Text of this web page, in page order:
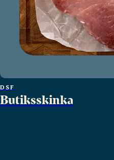
DSF
Butiksskinka